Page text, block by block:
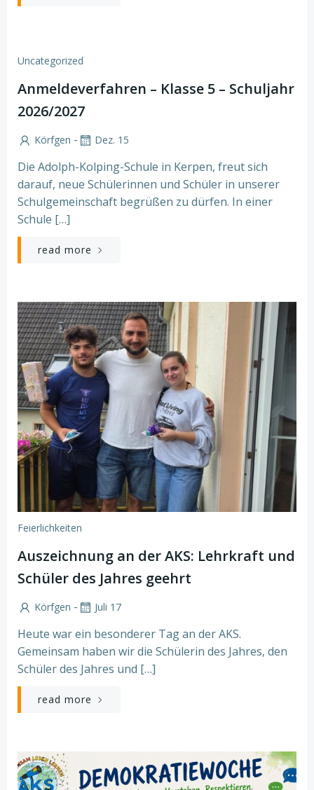
Uncategorized
Anmeldeverfahren – Klasse 5 – Schuljahr
2026/2027
Körfgen - Dez. 15
Die Adolph-Kolping-Schule in Kerpen, freut sich
darauf, neue Schülerinnen und Schüler in unserer
Schulgemeinschaft begrüßen zu dürfen. In einer
Schule […]
read more
Feierlichkeiten
Auszeichnung an der AKS: Lehrkraft und
Schüler des Jahres geehrt
Körfgen - Juli 17
Heute war ein besonderer Tag an der AKS.
Gemeinsam haben wir die Schülerin des Jahres, den
Schüler des Jahres und […]
read more